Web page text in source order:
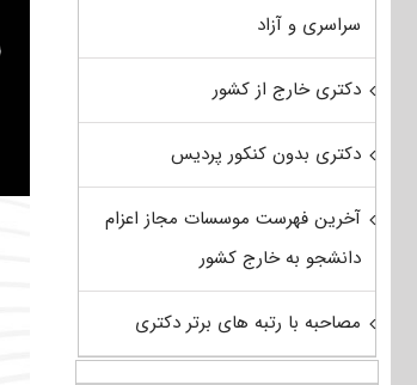
سراسری و آزاد
دکتری خارج از کشور
دکتری بدون کنکور پردیس
آخرین فهرست موسسات مجاز اعزام
دانشجو به خارج کشور
مصاحبه با رتبه های برتر دکتری